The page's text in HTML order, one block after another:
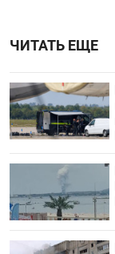
ЧИТАТЬ ЕЩЕ